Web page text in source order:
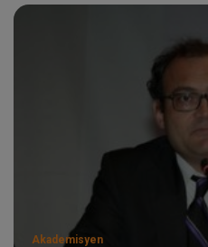
Akademisyen